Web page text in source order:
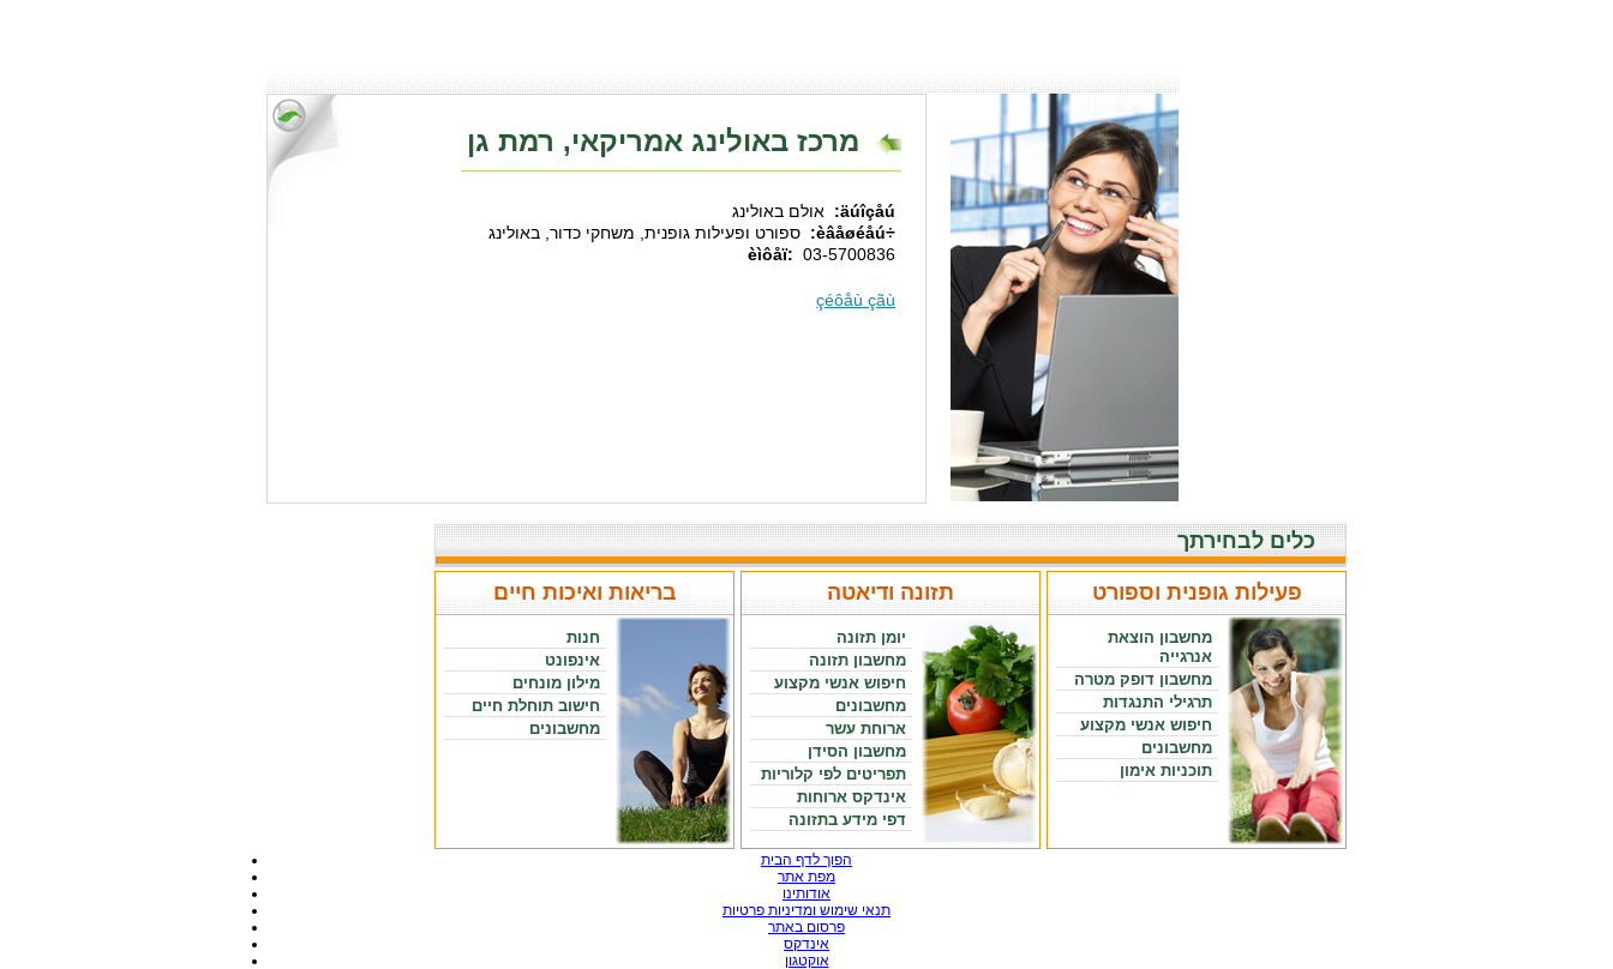
מרכז באולינג אמריקאי, רמת גן
äúîçåú:
אולם באולינג
÷èâåøéåú:
ספורט ופעילות גופנית, משחקי כדור, באולינג
èìôåï: 03-5700836
çéôåù çãù
כלים לבחירתך
פעילות גופנית וספורט
מחשבון הוצאת
אנרגייה
מחשבון דופק מטרה
תרגילי התנגדות
חיפוש אנשי מקצוע
מחשבונים
תוכניות אימון
תזונה ודיאטה
יומן תזונה
מחשבון תזונה
חיפוש אנשי מקצוע
מחשבונים
ארוחת עשר
מחשבון הסידן
תפריטים לפי קלוריות
אינדקס ארוחות
דפי מידע בתזונה
בריאות ואיכות חיים
חנות
אינפונט
מילון מונחים
חישוב תוחלת חיים
מחשבונים
הפוך לדף הבית
מפת אתר
אודותינו
תנאי שימוש ומדיניות פרטיות
פרסום באתר
אינדקס
אוקטגון